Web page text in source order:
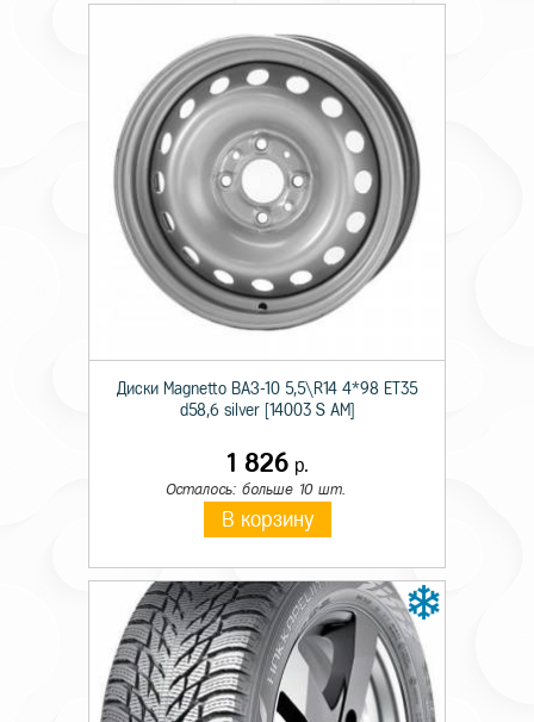
Технические характеристики
Происхождение товара Имп.
Размер под ключ
Цвет крепежного элемента черный
Шаг резьбы 1,5
Диски Magnetto ВАЗ-10 5,5\R14 4*98 ET35
d58,6 silver [14003 S AM]
1 826р.
Осталось: больше 10 шт.
В корзину